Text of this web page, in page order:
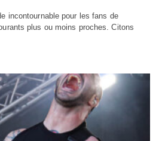
incontournable pour les fans de
plus ou moins proches. Citons